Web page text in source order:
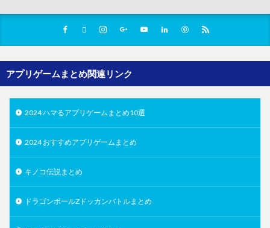
アプリゲームまとめ関連リンク
2024 ハマるアプリゲームまとめ10選
2024 おすすめアプリゲームまとめ
キノコ伝説まとめ
ドラゴンボールZドッカンバトルまとめ